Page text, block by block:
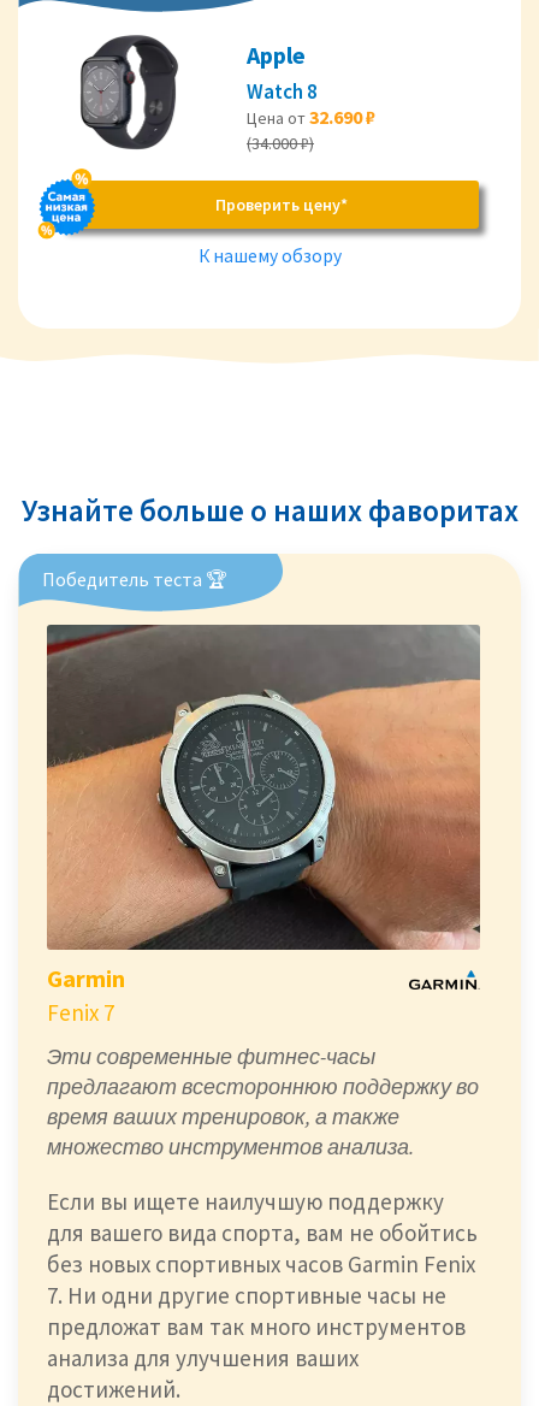
Apple
Watch 8
Цена от32.690 ₽
(34.000 ₽)
Проверить цену*
К нашему обзору
Узнайте больше о наших фаворитах
Победитель теста 🏆
Garmin
Fenix 7
Эти современные фитнес-часы
предлагают всестороннюю поддержку во
время ваших тренировок, а также
множество инструментов анализа.
Если вы ищете наилучшую поддержку
для вашего вида спорта, вам не обойтись
без новых спортивных часов Garmin Fenix
7. Ни одни другие спортивные часы не
предложат вам так много инструментов
анализа для улучшения ваших
достижений.